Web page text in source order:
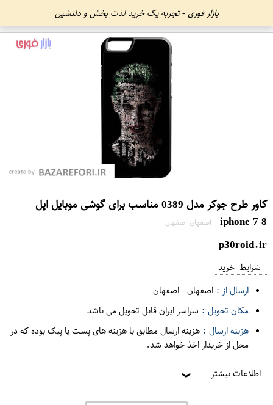
بازار فوری - تجربه یک خرید لذت بخش و دلنشین
کاور طرح جوکر مدل 0389 مناسب برای گوشی موبایل اپل
iphone 7 8
اصفهان اصفهان
p30roid.ir
شرایط خرید
ارسال از : اصفهان-اصفهان
مکان تحویل : سراسر ایران قابل تحویل می باشد
هزینه ارسال : هزینه ارسال مطابق با هزینه های پست یا پیک بوده که در
محل از خریدار اخذ خواهد شد.
اطلاعات بیشتر ❯